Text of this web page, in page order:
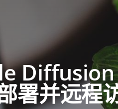
署并远程